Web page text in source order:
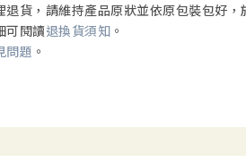
貨，請維持產品原狀並依原包裝包好
可閱讀退換貨須知 。
問題 。